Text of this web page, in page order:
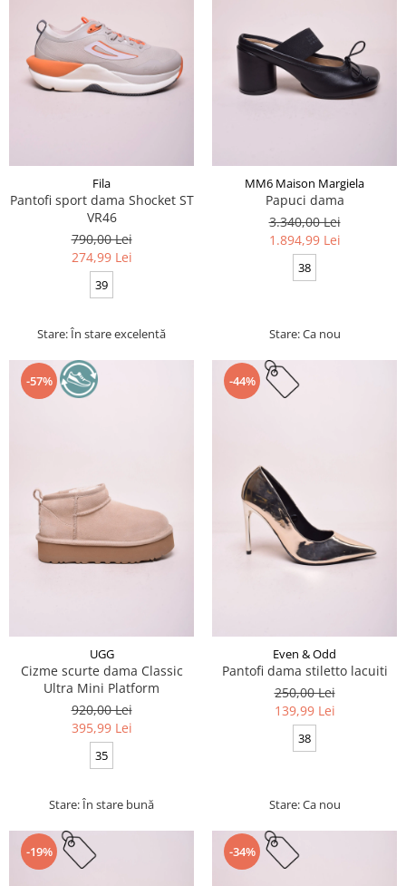
Fila
Pantofi sport dama Shocket ST
VR46
790,00 Lei
274,99 Lei
39
Stare: În stare excelentă
MM6 Maison Margiela
Papuci dama
3.340,00 Lei
1.894,99 Lei
38
Stare: Ca nou
-57%
UGG
Cizme scurte dama Classic
Ultra Mini Platform
920,00 Lei
395,99 Lei
35
Stare: În stare bună
-44%
Even & Odd
Pantofi dama stiletto lacuiti
250,00 Lei
139,99 Lei
38
Stare: Ca nou
-19% -34%